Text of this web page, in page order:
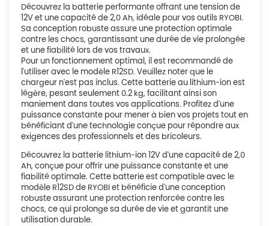
Découvrez la batterie performante offrant une tension de
12V et une capacité de 2,0 Ah, idéale pour vos outils RYOBI.
Sa conception robuste assure une protection optimale
contre les chocs, garantissant une durée de vie prolongée
et une fiabilité lors de vos travaux.
Pour un fonctionnement optimal, il est recommandé de
l'utiliser avec le modèle R12SD. Veuillez noter que le
chargeur n'est pas inclus. Cette batterie au lithium-ion est
légère, pesant seulement 0.2 kg, facilitant ainsi son
maniement dans toutes vos applications. Profitez d'une
puissance constante pour mener à bien vos projets tout en
bénéficiant d'une technologie conçue pour répondre aux
exigences des professionnels et des bricoleurs.
Découvrez la batterie lithium-ion 12V d'une capacité de 2,0
Ah, conçue pour offrir une puissance constante et une
fiabilité optimale. Cette batterie est compatible avec le
modèle R12SD de RYOBI et bénéficie d'une conception
robuste assurant une protection renforcée contre les
chocs, ce qui prolonge sa durée de vie et garantit une
utilisation durable.